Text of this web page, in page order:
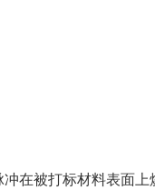
在被打标材料表面